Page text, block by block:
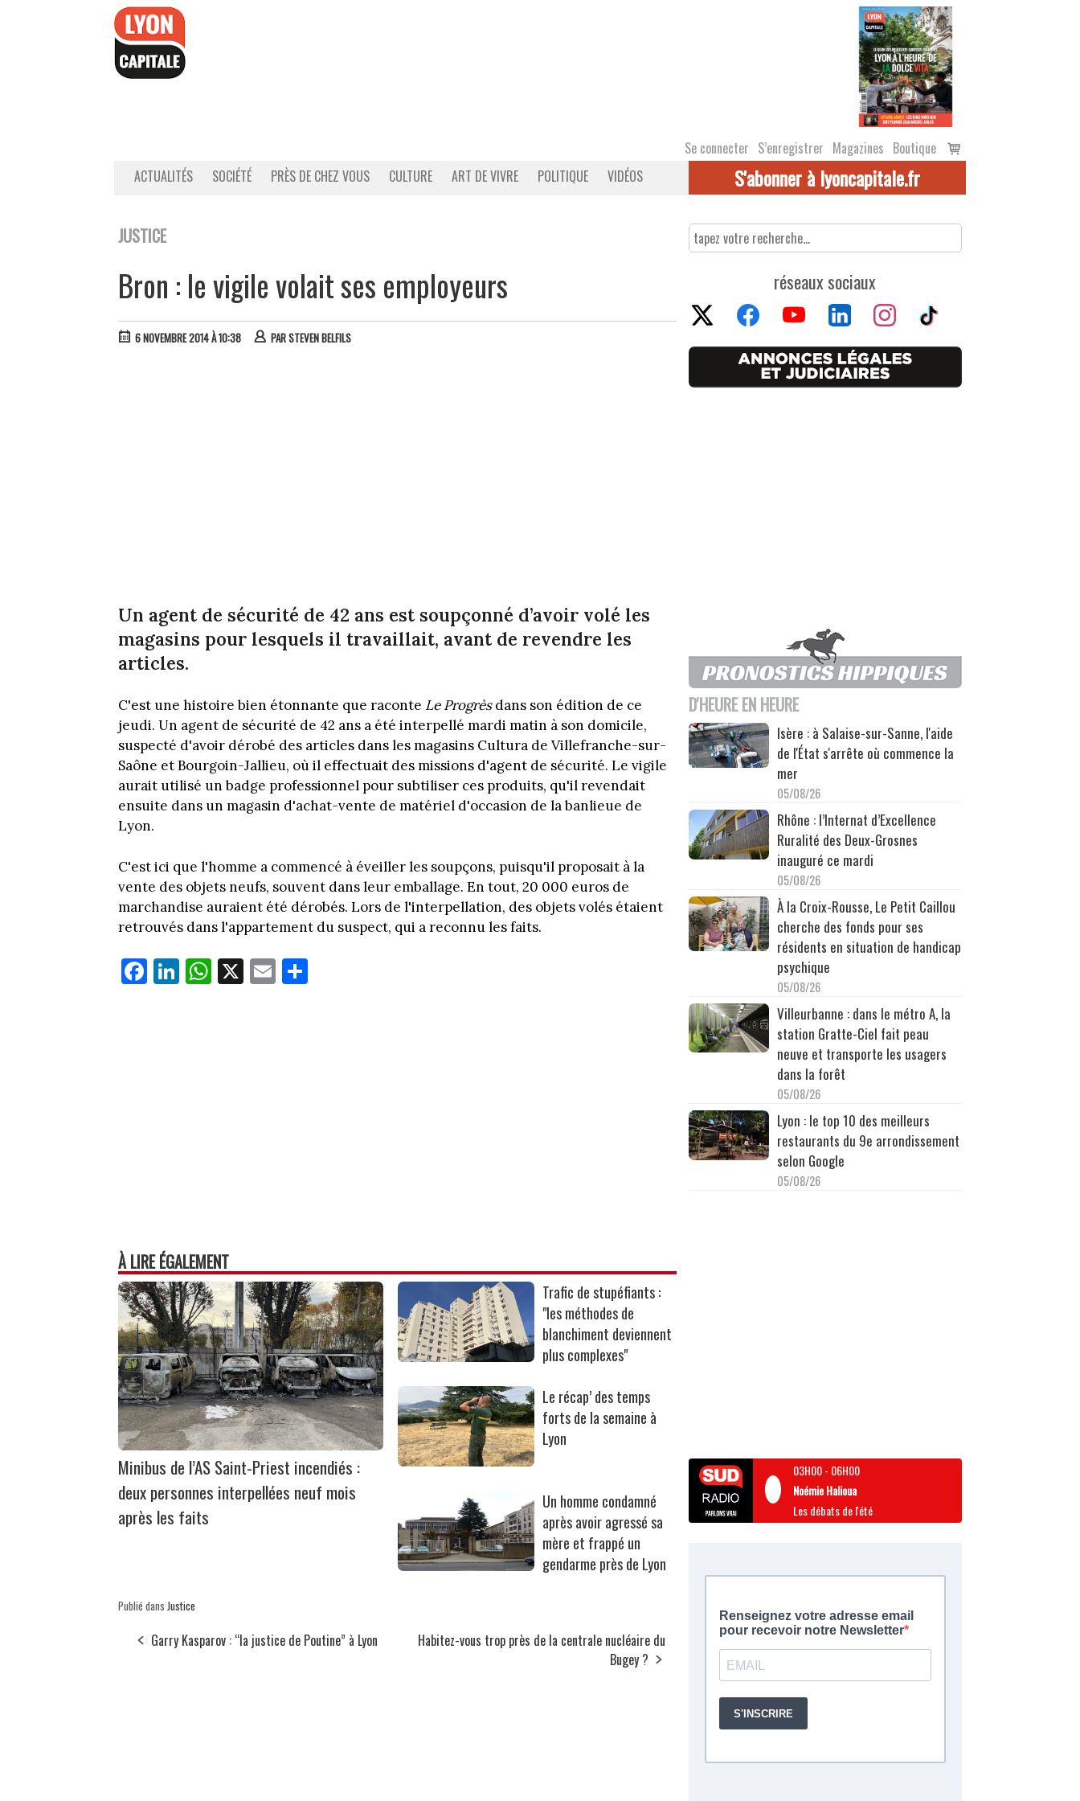
Se connecter S’enregistrer Magazines Boutique
Voir
le
ACTUALITÉS SOCIÉTÉ PRÈS DE CHEZ VOUS CULTURE ART DE VIVRE POLITIQUE VIDÉOS S'abonner à lyoncapitale.fr
JUSTICE
Bron : le vigile volait ses employeurs
6 NOVEMBRE 2014 À 10:38 PARSTEVEN BELFILS
Un agent de sécurité de 42 ans est soupçonné d’avoir volé les
magasins pour lesquels il travaillait, avant de revendre les
articles.
C'est une histoire bien étonnante que raconte Le Progrèsdans son édition de ce
jeudi. Un agent de sécurité de 42 ans a été interpellé mardi matin à son domicile,
suspecté d'avoir dérobé des articles dans les magasins Cultura de Villefranche-sur-
Saône et Bourgoin-Jallieu, où il effectuait des missions d'agent de sécurité. Le vigile
aurait utilisé un badge professionnel pour subtiliser ces produits, qu'il revendait
ensuite dans un magasin d'achat-vente de matériel d'occasion de la banlieue de
Lyon.
C'est ici que l'homme a commencé à éveiller les soupçons, puisqu'il proposait à la
vente des objets neufs, souvent dans leur emballage. En tout, 20 000 euros de
marchandise auraient été dérobés. Lors de l'interpellation, des objets volés étaient
retrouvés dans l'appartement du suspect, qui a reconnu les faits.
Fa
ce
Li
nk
W
ha
X E
m
À LIRE ÉGALEMENT
Minibus de l’AS Saint-Priest incendiés :
deux personnes interpellées neuf mois
après les faits
Trafic de stupéfiants :
"les méthodes de
blanchiment deviennent
plus complexes"
Le récap’ des temps
forts de la semaine à
Lyon
Un homme condamné
après avoir agressé sa
mère et frappé un
gendarme près de Lyon
Publié dans Justice
Garry Kasparov : “la justice de Poutine” à Lyon
Habitez-vous trop près de la centrale nucléaire du
Bugey ?
réseaux sociaux
D'HEURE EN HEURE
Isère : à Salaise-sur-Sanne, l'aide
de l'État s'arrête où commence la
mer
05/08/26
Rhône : l’Internat d’Excellence
Ruralité des Deux-Grosnes
inauguré ce mardi
05/08/26
À la Croix-Rousse, Le Petit Caillou
cherche des fonds pour ses
résidents en situation de handicap
psychique
05/08/26
Villeurbanne : dans le métro A, la
station Gratte-Ciel fait peau
neuve et transporte les usagers
dans la forêt
05/08/26
Lyon : le top 10 des meilleurs
restaurants du 9e arrondissement
selon Google
05/08/26
03H00- 06H00
Noémie Halioua
Les débats de l'été